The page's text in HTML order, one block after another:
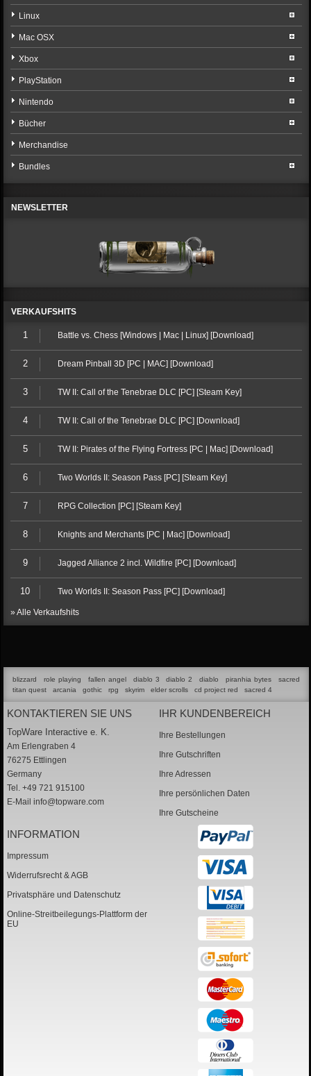
Linux
Mac OSX
Xbox
PlayStation
Nintendo
Bücher
Merchandise
Bundles
NEWSLETTER
VERKAUFSHITS
1 Battle vs. Chess [Windows | Mac | Linux] [Download]
2 Dream Pinball 3D [PC | MAC] [Download]
3 TW II: Call of the Tenebrae DLC [PC] [Steam Key]
4 TW II: Call of the Tenebrae DLC [PC] [Download]
5 TW II: Pirates of the Flying Fortress [PC | Mac] [Download]
6 Two Worlds II: Season Pass [PC] [Steam Key]
7 RPG Collection [PC] [Steam Key]
8 Knights and Merchants [PC | Mac] [Download]
9 Jagged Alliance 2 incl. Wildfire [PC] [Download]
10 Two Worlds II: Season Pass [PC] [Download]
» Alle Verkaufshits
blizzard role playing fallen angel diablo 3 diablo 2 diablo piranhia bytes
sacred
titan quest
arcania gothic rpg skyrim elder scrolls cd project red sacred 4
KONTAKTIEREN SIE UNS
TopWare Interactive e. K.
Am Erlengraben 4
76275 Ettlingen
Germany
Tel. +49 721 915100
E-Mail info@topware.com
IHR KUNDENBEREICH
Ihre Bestellungen
Ihre Gutschriften
Ihre Adressen
Ihre persönlichen Daten
Ihre Gutscheine
INFORMATION
Impressum
Widerrufsrecht & AGB
Privatsphäre und Datenschutz
Online-Streitbeilegungs-Plattform der
EU